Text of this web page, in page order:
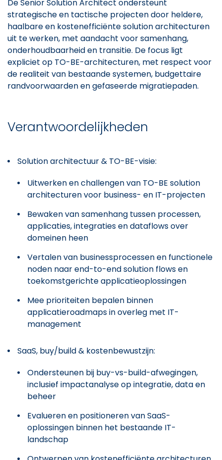
De Senior Solution Architect ondersteunt
strategische en tactische projecten door heldere,
haalbare en kostenefficiënte solution architecturen
uit te werken, met aandacht voor samenhang,
onderhoudbaarheid en transitie. De focus ligt
expliciet op TO-BE-architecturen, met respect voor
de realiteit van bestaande systemen, budgettaire
randvoorwaarden en gefaseerde migratiepaden.
Verantwoordelijkheden
Solution architectuur & TO-BE-visie:
Uitwerken en challengen van TO-BE solution
architecturen voor business- en IT-projecten
Bewaken van samenhang tussen processen,
applicaties, integraties en dataflows over
domeinen heen
Vertalen van businessprocessen en functionele
noden naar end-to-end solution flows en
toekomstgerichte applicatieoplossingen
Mee prioriteiten bepalen binnen
applicatieroadmaps in overleg met IT-
management
SaaS, buy/build & kostenbewustzijn:
Ondersteunen bij buy-vs-build-afwegingen,
inclusief impactanalyse op integratie, data en
beheer
Evalueren en positioneren van SaaS-
oplossingen binnen het bestaande IT-
landschap